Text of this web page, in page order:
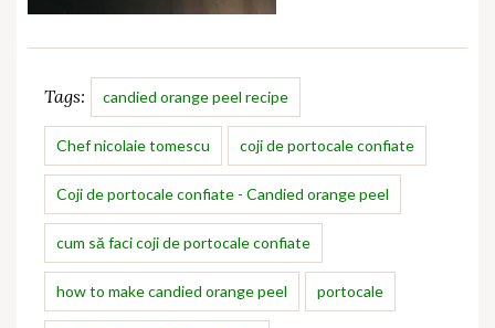
Tags: candied orange peel recipe
Chef nicolaie tomescu coji de portocale confiate
Coji de portocale confiate - Candied orange peel
cum să faci coji de portocale confiate
how to make candied orange peel portocale